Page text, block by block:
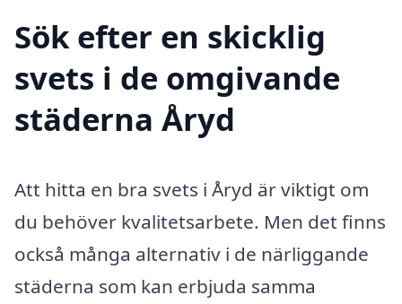
Sök efter en skicklig
svets i de omgivande
städerna Åryd
Att hitta en bra svets i Åryd är viktigt om
du behöver kvalitetsarbete. Men det finns
också många alternativ i de närliggande
städerna som kan erbjuda samma